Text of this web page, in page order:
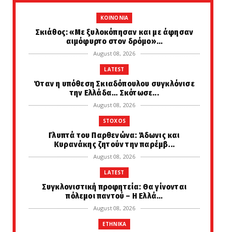
KOINONIA
Σκιάθος: «Με ξυλοκόπησαν και με άφησαν
αιμόφυρτο στον δρόμο»...
August 08, 2026
LATEST
Όταν η υπόθεση Σκιαδόπουλου συγκλόνισε
την Ελλάδα... Σκότωσε...
August 08, 2026
STOXOS
Γλυπτά του Παρθενώνα: Άδωνις και
Κυρανάκης ζητούν την παρέμβ...
August 08, 2026
LATEST
Συγκλονιστική προφητεία: Θα γίνονται
πόλεμοι παντού – Η Ελλά...
August 08, 2026
ETHNIKA